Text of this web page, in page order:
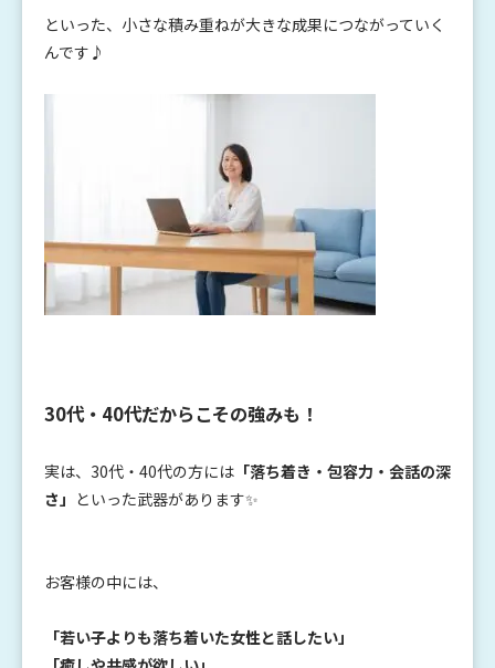
といった、小さな積み重ねが大きな成果につながっていく
んです♪
30代・40代だからこその強みも！
実は、30代・40代の方には 「落ち着き・包容力・会話の深
さ」 といった武器があります✨
お客様の中には、
「若い子よりも落ち着いた女性と話したい」